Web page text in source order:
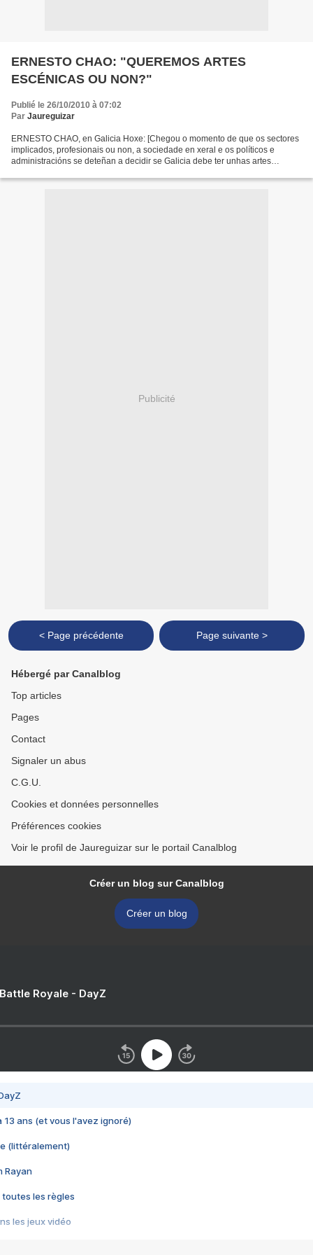
ERNESTO CHAO: "QUEREMOS ARTES
ESCÉNICAS OU NON?"
Publié le 26/10/2010 à 07:02
Par Jaureguizar
ERNESTO CHAO, en Galicia Hoxe: [Chegou o momento de que os sectores
implicados, profesionais ou non, a sociedade en xeral e os políticos e
administracións se deteñan a decidir se Galicia debe ter unhas artes
Publicité
< Page précédente Page suivante >
Hébergé par Canalblog
Top articles
Pages
Contact
Signaler un abus
C.G.U.
Cookies et données personnelles
Préférences cookies
Voir le profil de Jaureguizar sur le portail Canalblog
Créer un blog sur Canalblog
Créer un blog
Royale - DayZ
13 ans (et vous l'avez ignoré)
(littéralement)
Rayan
toutes les règles
les jeux vidéo